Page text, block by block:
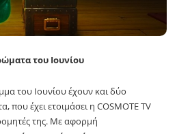
του Ιουνίου
του Ιουνίου έχουν και δύο
που έχει ετοιμάσει η COSMOTE TV
της. Με αφορμή